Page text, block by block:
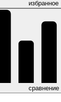
избранное
сравнение